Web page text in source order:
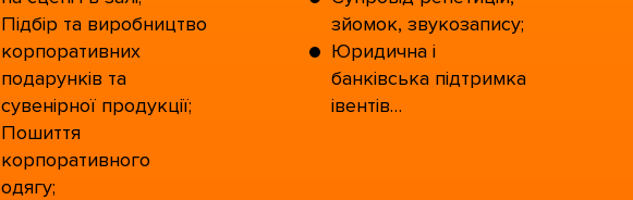
Підбір та виробництво
корпоративних
подарунків та
сувенірної продукції;
Пошиття
корпоративного
одягу;
зйомок, звукозапису;
Юридична і
банківська підтримка
івентів…